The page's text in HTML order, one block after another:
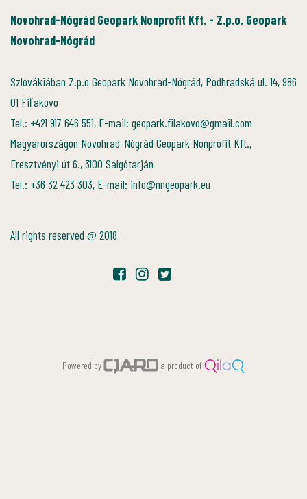
Novohrad-Nógrád Geopark Nonprofit Kft. - Z.p.o. Geopark
Novohrad-Nógrád
Szlovákiában Z.p.o Geopark Novohrad-Nógrád, Podhradská ul. 14, 986
01 Fiľakovo
Tel.: +421 917 646 551, E-mail: geopark.filakovo@gmail.com
Magyarországon Novohrad-Nógrád Geopark Nonprofit Kft.,
Eresztvényi út 6., 3100 Salgótarján
Tel.: +36 32 423 303, E-mail: info@nngeopark.eu
All rights reserved @ 2018
Powered by a product of